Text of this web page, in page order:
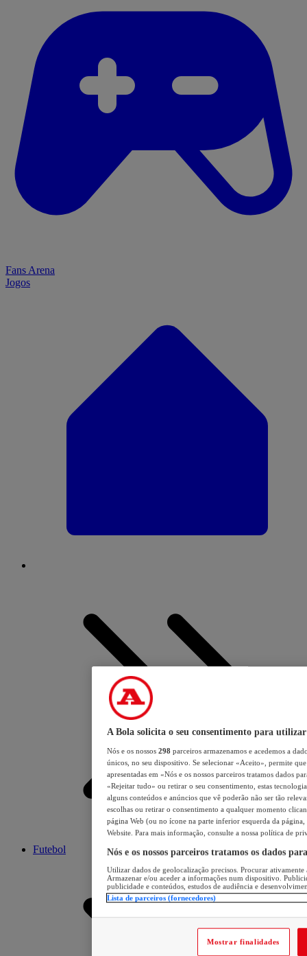
Fans Arena
Jogos
Futebol
A Bola solicita o seu consentimento para utilizar
Nós e os nossos 298 parceiros armazenamos e acedemos a
únicos, no seu dispositivo. Se selecionar «Aceito», permite
apresentadas em «Nós e os nossos parceiros tratamos dados
«Rejeitar tudo» ou retirar o seu consentimento, estas
alguns conteúdos e anúncios que vê poderão não ser tão
escolhas ou retirar o consentimento a qualquer momento
página Web (ou no ícone na parte inferior esquerda da página,
Website. Para mais informação, consulte a nossa política de
Nós e os nossos parceiros tratamos os dados
Utilizar dados de geolocalização precisos. Procurar
Armazenar e/ou aceder a informações num dispositivo.
publicidade e conteúdos, estudos de audiência e
Lista de parceiros (fornecedores)
Mostrar finalidades